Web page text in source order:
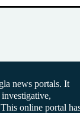
news portals. It
online portal